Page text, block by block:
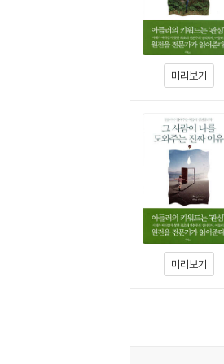
미리보기
미리보기